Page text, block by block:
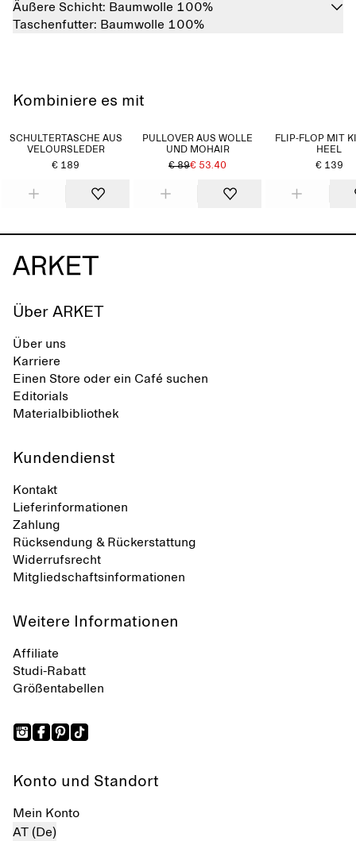
Äußere Schicht: Baumwolle 100%
Taschenfutter: Baumwolle 100%
Kombiniere es mit
SCHULTERTASCHE AUS
VELOURSLEDER
€ 189
PULLOVER AUS WOLLE
UND MOHAIR
€ 89€ 53.40
FLIP-FLOP MIT
HEEL
€ 139
Über ARKET
Über uns
Karriere
Einen Store oder ein Café suchen
Editorials
Materialbibliothek
Kundendienst
Kontakt
Lieferinformationen
Zahlung
Rücksendung & Rückerstattung
Widerrufsrecht
Mitgliedschaftsinformationen
Weitere Informationen
Affiliate
Studi-Rabatt
Größentabellen
Konto und Standort
Mein Konto
AT (De)